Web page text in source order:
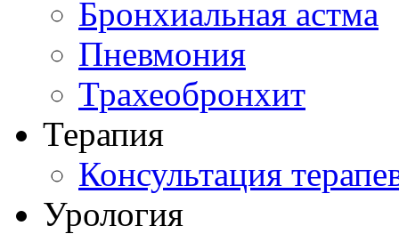
Бронхиальная астма
Пневмония
Трахеобронхит
Терапия
Консультация
Урология